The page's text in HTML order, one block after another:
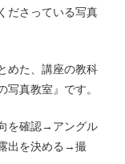
ださっている写真
めた、講座の教科
真教室』です。
を確認→アングル
出を決める→撮